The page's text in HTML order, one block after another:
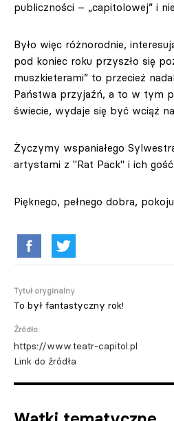
publiczności – „capitolowej” i
Było więc różnorodnie,
pod koniec roku przyszło się
muszkieterami” to przecież
Państwa przyjaźń, a to w tym
świecie, wydaje się być wciąż
Życzymy wspaniałego
artystami z "Rat Pack" i ich
Pięknego, pełnego dobra,
Tytuł oryginalny
To był fantastyczny rok!
Źródło:
https://www.teatr-capitol.pl
Link do źródła